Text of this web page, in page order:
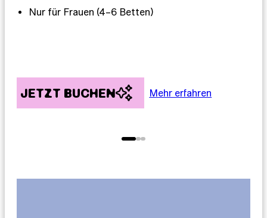
Nur für Frauen (4–6 Betten)
JETZT BUCHEN Mehr erfahren